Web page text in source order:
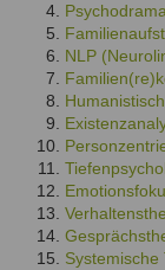
Psychodrama
NLP